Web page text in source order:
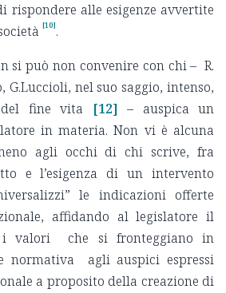
rispondere alle esigenze avvertite
[10].
si può non convenire con chi – R.
G.Luccioli, nel suo saggio, intenso,
fine vita
[12] – auspica un
in materia. Non vi è alcuna
agli occhi di chi scrive, fra
e l’esigenza di un intervento
le indicazioni offerte
affidando al legislatore il
i valori che si fronteggiano in
normativa agli auspici espressi
a proposito della creazione di